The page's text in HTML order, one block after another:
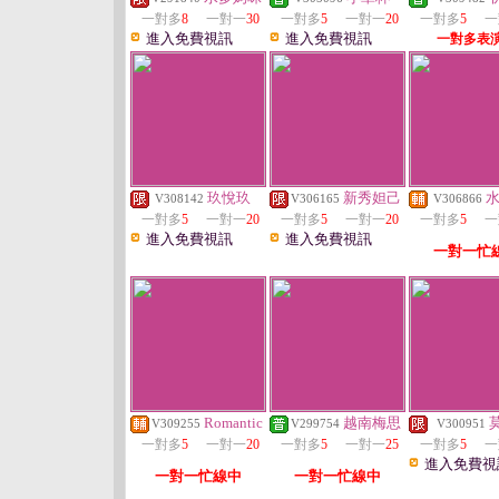
一對多8 一對一30
進入免費視訊
一對多5 一對一20
進入免費視訊
一對多5
一對多表
V308142 玖悅玖
一對多5 一對一20
進入免費視訊
V306165 新秀妲己
一對多5 一對一20
進入免費視訊
V306866
一對多5
一對一忙
V309255 Romantic
一對多5 一對一20
一對一忙線中
V299754 越南梅思
一對多5 一對一25
一對一忙線中
V300951
一對多5
進入免費